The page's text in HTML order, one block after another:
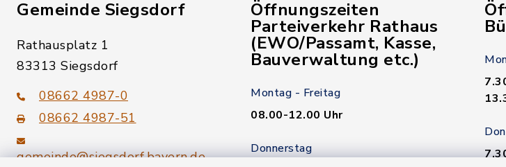
Gemeinde Siegsdorf
Rathausplatz 1
83313 Siegsdorf
08662 4987-0
08662 4987-51
gemeinde@siegsdorf.bayern.de
Öffnungszeiten
Parteiverkehr Rathaus
(EWO/Passamt, Kasse,
Bauverwaltung etc.)
Montag - Freitag
08.00-12.00 Uhr
Donnerstag